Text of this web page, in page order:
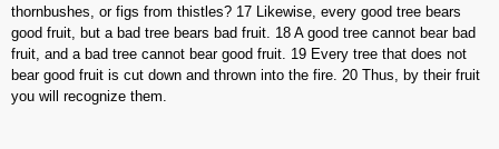
thornbushes, or figs from thistles? 17 Likewise, every good tree bears
good fruit, but a bad tree bears bad fruit. 18 A good tree cannot bear bad
fruit, and a bad tree cannot bear good fruit. 19 Every tree that does not
bear good fruit is cut down and thrown into the fire. 20 Thus, by their fruit
you will recognize them.